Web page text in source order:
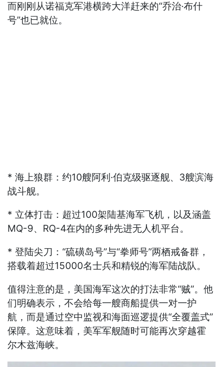
而刚刚从诺福克军港横跨大洋赶来的“乔治·布什
号”也已就位。
* 海上狼群：约10艘阿利·伯克级驱逐舰、3艘滨海
战斗舰。
* 立体打击：超过100架陆基海军飞机，以及涵盖
MQ-9、RQ-4在内的多种先进无人机平台。
* 登陆尖刀：“硫磺岛号”与“拳师号”两栖戒备群，
搭载着超过15000名士兵和精锐的海军陆战队。
值得注意的是，美国海军这次的打法非常“贼”。他
们明确表示，不会给每一艘商船提供一对一护
航，而是通过空中监视和海面巡逻提供“全覆盖式”
保障。这意味着，美军军舰随时可能再次穿越霍
尔木兹海峡。